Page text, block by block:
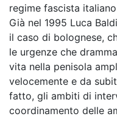
regime fascista
Già nel 1995 Luca
il caso di bolognese,
le urgenze che
vita nella penisola
velocemente e da
fatto, gli ambiti di
coordinamento delle